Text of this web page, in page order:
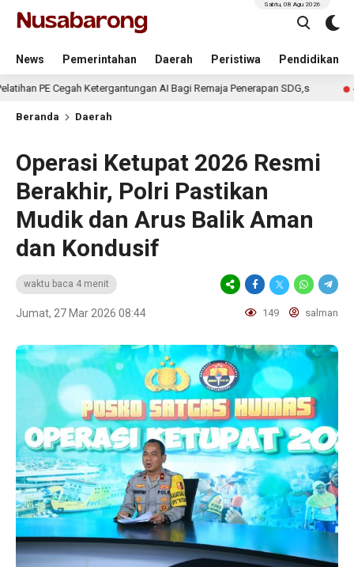
News Pemerintahan Daerah Peristiwa Pendidikan
Sabtu, 08 Agu 2026
Ketergantungan AI Bagi Remaja Penerapan SDG,s 4 hari lalu
Beranda Daerah
Operasi Ketupat 2026 Resmi
Berakhir, Polri Pastikan
Mudik dan Arus Balik Aman
dan Kondusif
waktu baca 4 menit
Jumat, 27 Mar 2026 08:44 149 salman